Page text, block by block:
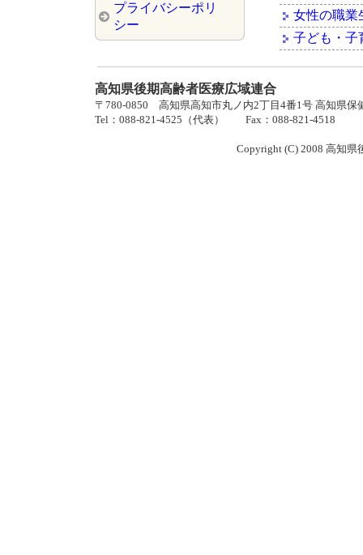
プライバシーポリ
シー
女性の職業
子ども・子
高知県後期高齢者医療広域連合
〒780-0850 高知県高知市丸ノ内2丁目4番1号 高知県保
Tel：088-821-4525（代表） Fax：088-821-4518
Copyright (C) 2008 高知県